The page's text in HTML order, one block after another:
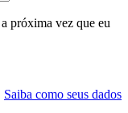
próxima vez que eu
Saiba como seus dados